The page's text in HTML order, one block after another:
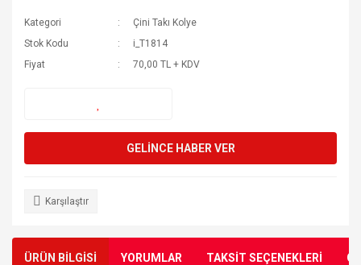
Kategori
Çini Takı Kolye
Stok Kodu
i_T1814
Fiyat
70,00 TL + KDV
GELİNCE HABER VER
Karşılaştır
ÜRÜN BİLGİSİ YORUMLAR TAKSİT SEÇENEKLERİ